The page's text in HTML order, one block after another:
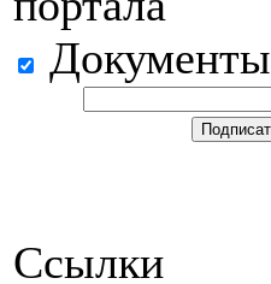
Документы
Ссылки